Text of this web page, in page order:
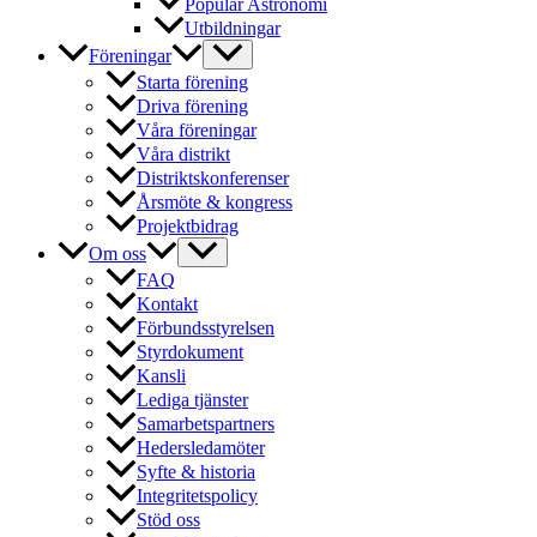
Utbildningar
Föreningar
Starta förening
Driva förening
Våra föreningar
Våra distrikt
Distriktskonferenser
Årsmöte & kongress
Projektbidrag
Om oss
FAQ
Kontakt
Förbundsstyrelsen
Styrdokument
Kansli
Lediga tjänster
Samarbetspartners
Hedersledamöter
Syfte & historia
Integritetspolicy
Stöd oss